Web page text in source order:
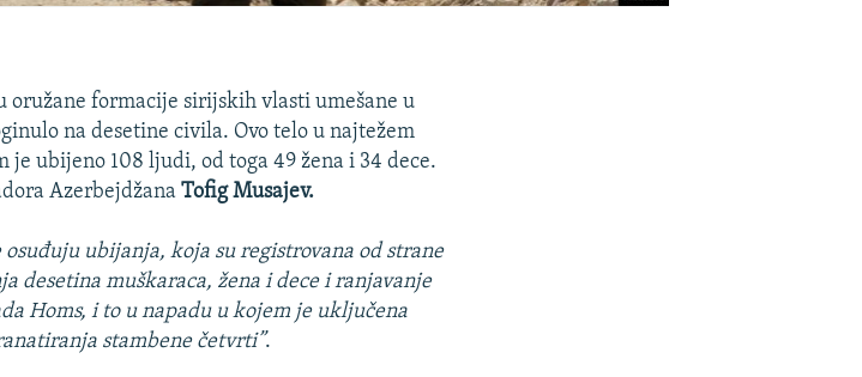
oružane formacije sirijskih vlasti umešane u
na desetine civila. Ovo telo u najtežem
je ubijeno 108 ljudi, od toga 49 žena i 34 dece.
AzerbejdžanaTofig Musajev.
osuđuju ubijanja, koja su registrovana od strane
desetina muškaraca, žena i dece i ranjavanje
Homs, i to u napadu u kojem je uključena
stambene četvrti”.